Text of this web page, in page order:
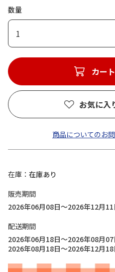
数量
1
カー
お気に入
商品についてのお
在庫
在庫あり
販売期間
2026年06月08日～2026年12月11
配送期間
2026年06月18日～2026年08月07
2026年08月18日～2026年12月18